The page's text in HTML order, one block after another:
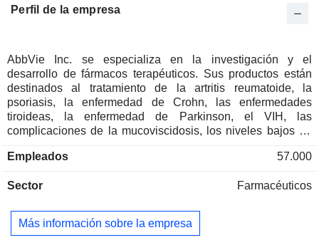
Perfil de la empresa
AbbVie Inc. se especializa en la investigación y el
desarrollo de fármacos terapéuticos. Sus productos están
destinados al tratamiento de la artritis reumatoide, la
psoriasis, la enfermedad de Crohn, las enfermedades
tiroideas, la enfermedad de Parkinson, el VIH, las
complicaciones de la mucoviscidosis, los niveles bajos de
enfermedad renal crónica. Las ventas netas se distribuyen
(76,2 %), Alemania (2,8 %), Japón (2,1 %), Canadá (2 %),
(1 %), Italia (0,9 %), Brasil (0,8 %), Australia (0,8 %) y otros
(9,5 %).
Empleados 57.000
Sector Farmacéuticos
Más información sobre la empresa